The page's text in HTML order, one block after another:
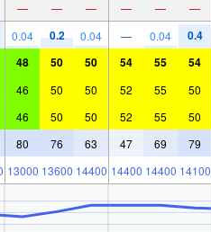
— — — — — —
0.04 0.2 0.04 — 0.04 0.4
48 50 50 54 55 54
46 50 50 52 55 50
46 50 50 52 55 50
80 76 63 47 69 79
13000 13600 14400 14400 14400 14100